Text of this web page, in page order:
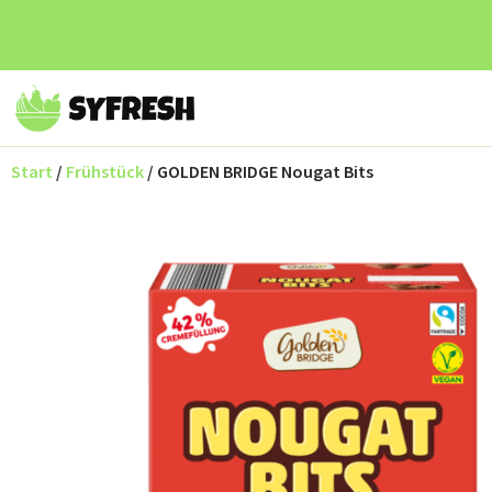
Start / Frühstück / GOLDEN BRIDGE Nougat Bits